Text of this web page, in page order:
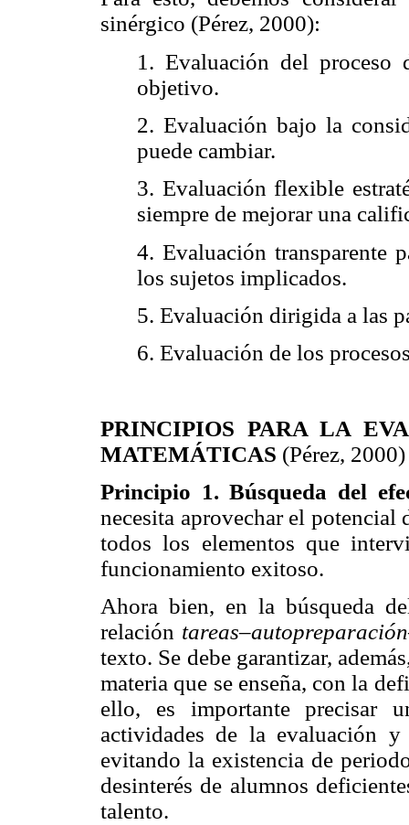
sinérgico (Pérez, 2000):
1. Evaluación del
objetivo.
2. Evaluación bajo la
puede cambiar.
3. Evaluación flexible
siempre de mejorar una
4. Evaluación transparente
los sujetos implicados.
5. Evaluación dirigida a las
6. Evaluación de los
PRINCIPIOS PARA LA
MATEMÁTICAS (Pérez, 2000)
Principio 1. Búsqueda del
necesita aprovechar el potencial
todos los elementos que
funcionamiento exitoso.
Ahora bien, en la búsqueda
relación
texto. Se debe garantizar,
materia que se enseña, con la
ello, es importante precisar
actividades de la evaluación
evitando la existencia de
desinterés de alumnos
talento.